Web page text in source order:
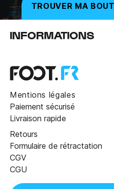
TROUVER MA
INFORMATIONS
Mentions légales
Paiement sécurisé
Livraison rapide
Retours
Formulaire de rétractation
CGV
CGU